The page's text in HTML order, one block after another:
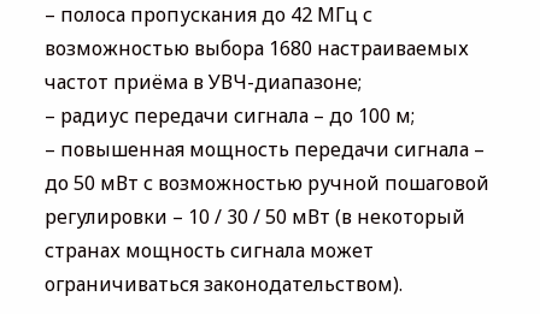
– полоса пропускания до 42 МГц с
возможностью выбора 1680 настраиваемых
частот приёма в УВЧ-диапазоне;
– радиус передачи сигнала – до 100 м;
– повышенная мощность передачи сигнала –
до 50 мВт с возможностью ручной пошаговой
регулировки – 10 / 30 / 50 мВт (в некоторый
странах мощность сигнала может
ограничиваться законодательством).